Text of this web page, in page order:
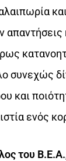
συνεχώς
και
ενός
του